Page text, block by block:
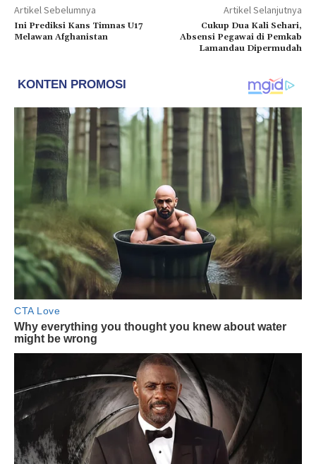
Artikel Sebelumnya
Ini Prediksi Kans Timnas U17
Melawan Afghanistan
Artikel Selanjutnya
Cukup Dua Kali Sehari,
Absensi Pegawai di Pemkab
Lamandau Dipermudah